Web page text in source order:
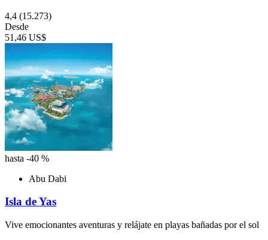
4,4 (15.273)
Desde
51,46 US$
hasta -40 %
Abu Dabi
Isla de Yas
Vive emocionantes aventuras y relájate en playas bañadas por el sol